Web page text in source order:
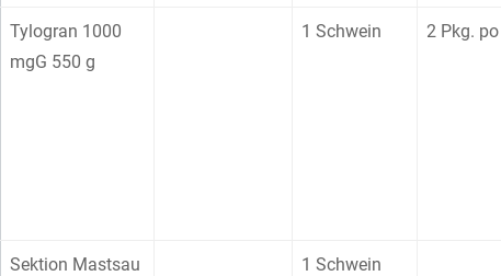
Tylogran 1000
mgG 550 g
1 Schwein 2 Pkg. po
Sektion Mastsau 1 Schwein